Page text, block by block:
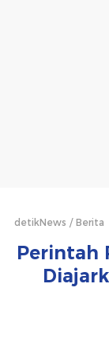
detikNews Berita
Perintah